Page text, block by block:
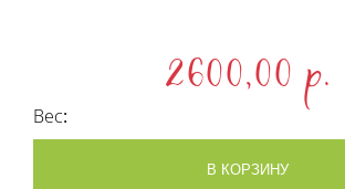
2600,00 p.
Вес